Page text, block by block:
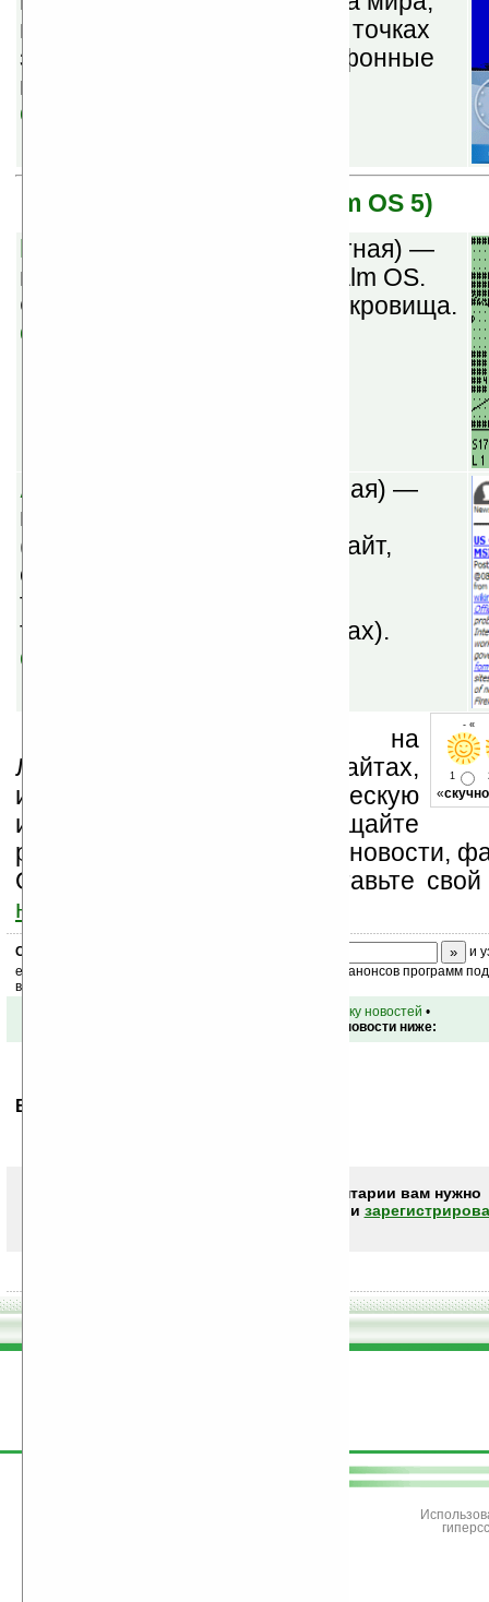
показывает время в разных точках
земного шара, погоду, телефонные
коды, конвертер валют.
Скачать
Garnet OS (бывшая Palm OS 5)
(бесплатная) —
порт Unix-игры Moria для Palm OS.
Сражайтесь и собирайте сокровища.
Скачать
AvantSlash v3.13
(бесплатная) —
позволяет читать Slashdot
(англоязычный новостной сайт,
специализирующийся на
технических и интересных
технической аудитории темах).
Скачать
- «
1
«скучно
Устанавливайте линк на
Ладошки на своих сайтах,
изучайте коммерческую
информацию, посещайте
разделы сайта (форум, чат, новости,
Оцените эту новость и оставьте
ниже на странице
Скоро
и
ежедневный или еженедельный дайджест новостей, анонсов программ
ваш почтовый ящик.
вернуться к списку новостей •
Обсуждение этой новости ниже:
Ваше мнение будет первым.
Чтобы писать комментарии вам нужно
или